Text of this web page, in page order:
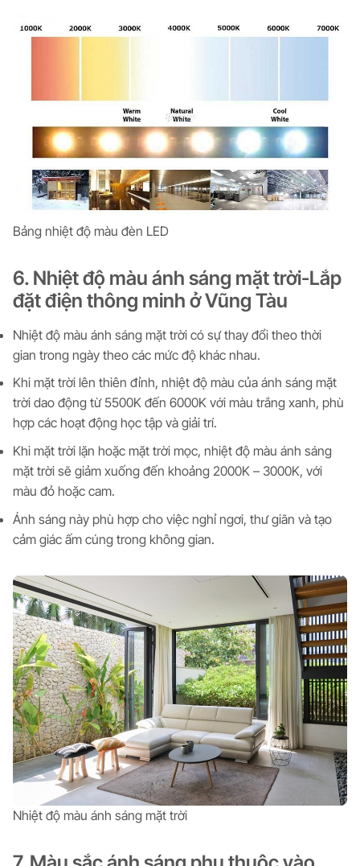
Bảng nhiệt độ màu đèn LED
6. Nhiệt độ màu ánh sáng mặt trời-Lắp
đặt điện thông minh ở Vũng Tàu
Nhiệt độ màu ánh sáng mặt trời có sự thay đổi theo thời
gian trong ngày theo các mức độ khác nhau.
Khi mặt trời lên thiên đỉnh, nhiệt độ màu của ánh sáng mặt
trời dao động từ 5500K đến 6000K với màu trắng xanh, phù
hợp các hoạt động học tập và giải trí.
Khi mặt trời lặn hoặc mặt trời mọc, nhiệt độ màu ánh sáng
mặt trời sẽ giảm xuống đến khoảng 2000K – 3000K, với
màu đỏ hoặc cam.
Ánh sáng này phù hợp cho việc nghỉ ngơi, thư giãn và tạo
cảm giác ấm cúng trong không gian.
Nhiệt độ màu ánh sáng mặt trời